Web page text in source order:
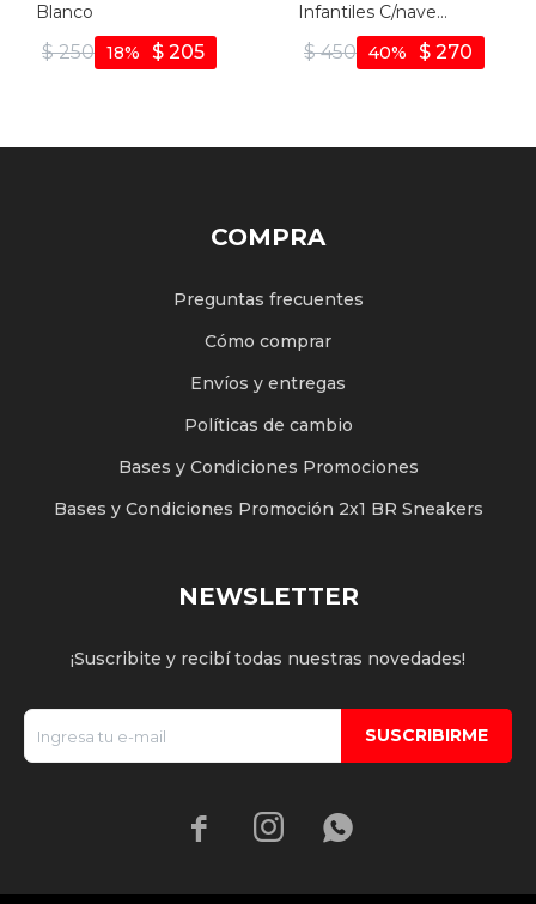
Blanco
$ 250 $ 205
18
Infantiles C/nave
Espacial - Tripack -
Negro-multicolor
$ 450 $ 270
40
COMPRA
Preguntas frecuentes
Cómo comprar
Envíos y entregas
Políticas de cambio
Bases y Condiciones Promociones
Bases y Condiciones Promoción 2x1 BR Sneakers
NEWSLETTER
¡Suscribite y recibí todas nuestras novedades!
SUSCRIBIRME
  